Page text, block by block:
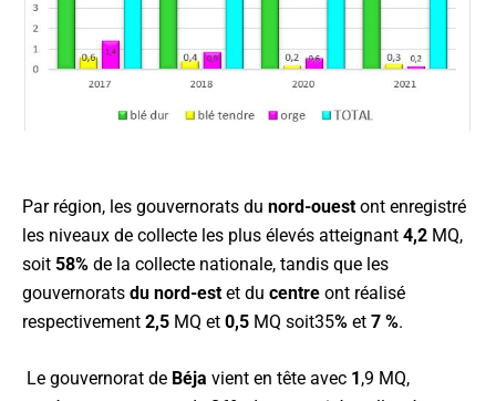
Par région, les gouvernorats du nord-ouest ont enregistré
les niveaux de collecte les plus élevés atteignant 4,2 MQ,
soit 58% de la collecte nationale, tandis que les
gouvernorats du nord-est et du centre ont réalisé
respectivement 2,5 MQ et 0,5 MQ soit35% et 7 %.
Le gouvernorat de Béja vient en tête avec 1,9 MQ,